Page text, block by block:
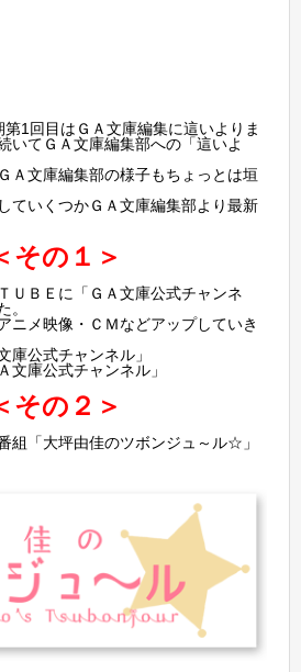
1回目はＧＡ文庫編集に這いよりま
いてＧＡ文庫編集部への「這いよ
Ａ文庫編集部の様子もちょっとは垣
ていくつかＧＡ文庫編集部より最新
その１＞
ＵＢＥに「ＧＡ文庫公式チャンネ
。
ニメ映像・ＣＭなどアップしていき
庫公式チャンネル」
文庫公式チャンネル」
その２＞
組「大坪由佳のツボンジュ～ル☆」